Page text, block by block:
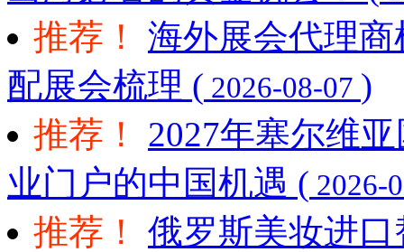
推荐！
海外展会代理
配展会梳理 ( 2026-08-07 )
推荐！
2027年塞尔维
业门户的中国机遇 ( 2026-
推荐！
俄罗斯美妆进